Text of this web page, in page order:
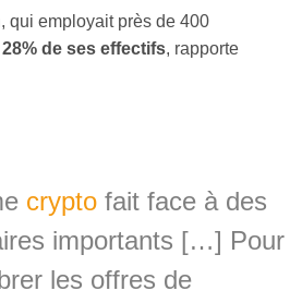
qui employait près de 400
28% de ses effectifs, rapporte
crypto fait face à des
importants […] Pour
les offres de